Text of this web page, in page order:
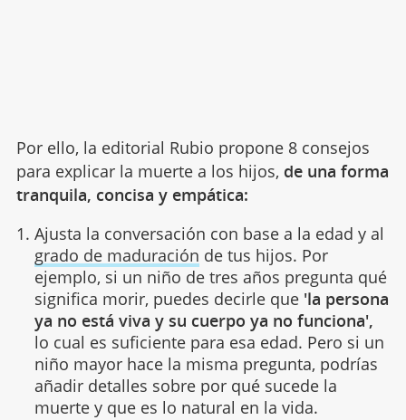
Por ello, la editorial Rubio propone 8 consejos
para explicar la muerte a los hijos, de una forma
tranquila, concisa y empática:
Ajusta la conversación con base a la edad y al
grado de maduración de tus hijos. Por
ejemplo, si un niño de tres años pregunta qué
significa morir, puedes decirle que 'la persona
ya no está viva y su cuerpo ya no funciona',
lo cual es suficiente para esa edad. Pero si un
niño mayor hace la misma pregunta, podrías
añadir detalles sobre por qué sucede la
muerte y que es lo natural en la vida.